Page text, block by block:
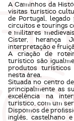
A Caminhos da
visitas turístico
de Portugal,
circuitos e tourings
e militares
Cister, herança
interpretação e
A criação de
turístico são
produtos turísticos
nesta área.
Situada no centro
principalmente as
excelência na
turístico, com um
Dispomos de
inglês, castelhano